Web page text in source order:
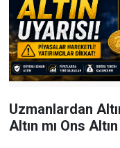
Uzmanlardan
Altın mı Ons